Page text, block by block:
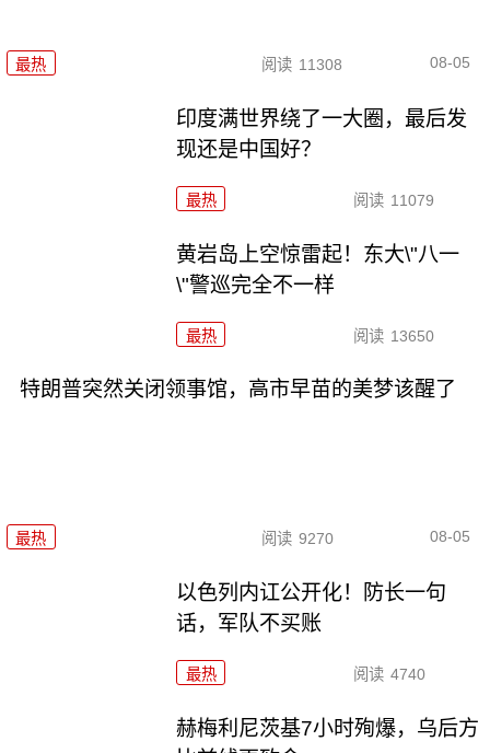
最热 阅读 11308 08-05
印度满世界绕了一大圈，最后发
现还是中国好？
最热 阅读 11079
黄岩岛上空惊雷起！东大\"八一
\"警巡完全不一样
最热 阅读 13650
特朗普突然关闭领事馆，高市早苗的美梦该醒了
最热 阅读 9270 08-05
以色列内讧公开化！防长一句
话，军队不买账
最热 阅读 4740
赫梅利尼茨基7小时殉爆，乌后方